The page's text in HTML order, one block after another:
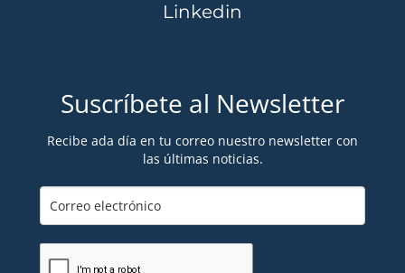
Linkedin
Suscríbete al Newsletter
Recibe ada día en tu correo nuestro newsletter con
las últimas noticias.